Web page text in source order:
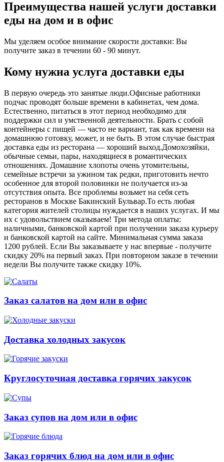
Преимущества нашей услуги доставки
еды на дом и в офис
Мы уделяем особое внимание скорости доставки: Вы
получите заказ в течении 60 - 90 минут.
Кому нужна услуга доставки еды
В первую очередь это занятые люди.Офисные работники
подчас проводят больше времени в кабинетах, чем дома.
Естественно, питаться в этот период необходимо для
поддержки сил и умственной деятельности. Брать с собой
контейнеры с пищей ― часто не вариант, так как времени на
домашнюю готовку, может, и не быть. В этом случае быстрая
доставка еды из ресторана ― хороший выход.Домохозяйки,
обычные семьи, пары, находящиеся в романтических
отношениях. Домашние хлопоты очень утомительны,
семейные встречи за ужином так редки, приготовить нечто
особенное для второй половинки не получается из-за
отсутствия опыта. Все проблемы возьмет на себя сеть
ресторанов в Москве Бакинский Бульвар.То есть любая
категория жителей столицы нуждается в наших услугах. И мы
их с удовольствием оказываем! Три метода оплаты:
наличными, банковской картой при получении заказа курьеру
и банковской картой на сайте. Минимальная сумма заказа
1200 рублей. Если Вы заказываете у нас впервые - получите
скидку 20% на первый заказ. При повторном заказе в течении
недели Вы получите также скидку 10%.
Заказ салатов на дом или в офис
Доставка холодных закусок
Круглосуточная доставка горячих закусок
Заказ супов на дом или в офис
Заказ горячих блюд на дом или в офис